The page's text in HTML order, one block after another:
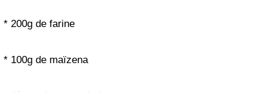
* 200g de farine
* 100g de maïzena